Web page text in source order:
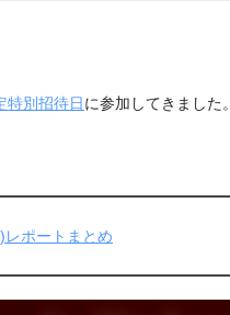
特別招待日に参加してきました。
ポートまとめ